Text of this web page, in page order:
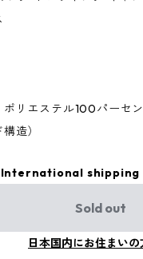
ポリエステル100パーセ
造）
International shipping
Sold out
日本国内にお住まいの